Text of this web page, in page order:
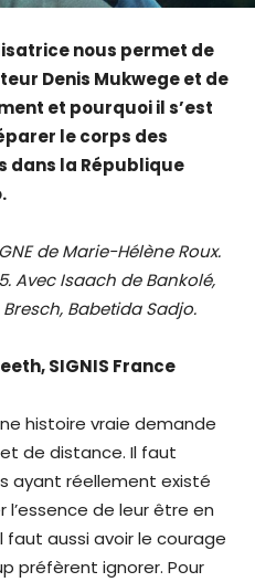
nous permet de
Denis Mukwege et de
et pourquoi il s’est
le corps des
dans la République
de Marie-Hélène Roux.
Avec Isaach de Bankolé,
Babetida Sadjo.
SIGNIS France
histoire vraie demande
de distance. Il faut
ayant réellement existé
de leur être en
faut aussi avoir le courage
préfèrent ignorer. Pour